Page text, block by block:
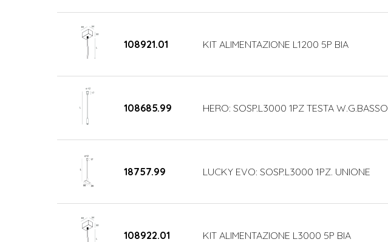
108921.01 KIT ALIMENTAZIONE L1200 5P BIA
108685.99 HERO: SOSP.L3000 1PZ TESTA W.G.BASSO
18757.99 LUCKY EVO: SOSP.L3000 1PZ. UNIONE
108922.01 KIT ALIMENTAZIONE L3000 5P BIA